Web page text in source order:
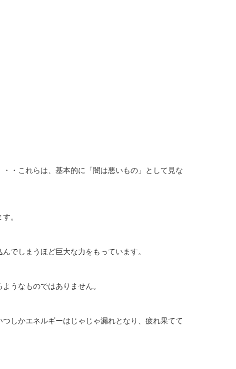
これらは、基本的に「闇は悪いもの」として見な
。
でしまうほど巨大な力をもっています。
うなものではありません。
しかエネルギーはじゃじゃ漏れとなり、疲れ果てて